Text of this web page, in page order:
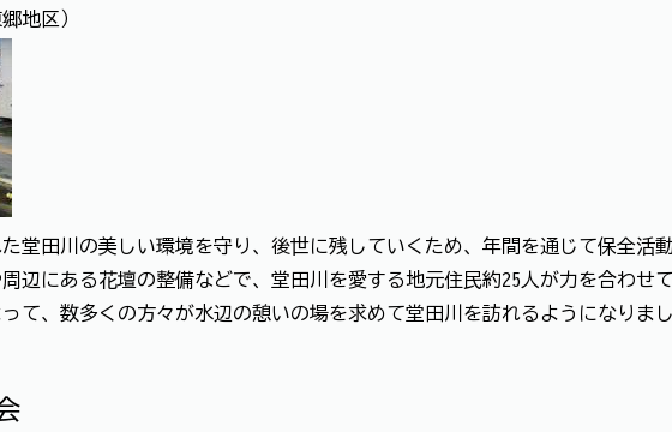
地区）
堂田川の美しい環境を守り、後世に残していくため、年間を通じて保全活動
辺にある花壇の整備などで、堂田川を愛する地元住民約25人が力を合わせて
て、数多くの方々が水辺の憩いの場を求めて堂田川を訪れるようになりまし